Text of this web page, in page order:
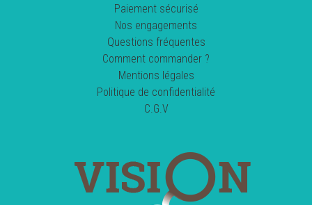
Paiement sécurisé
Nos engagements
Questions fréquentes
Comment commander ?
Mentions légales
Politique de confidentialité
C.G.V